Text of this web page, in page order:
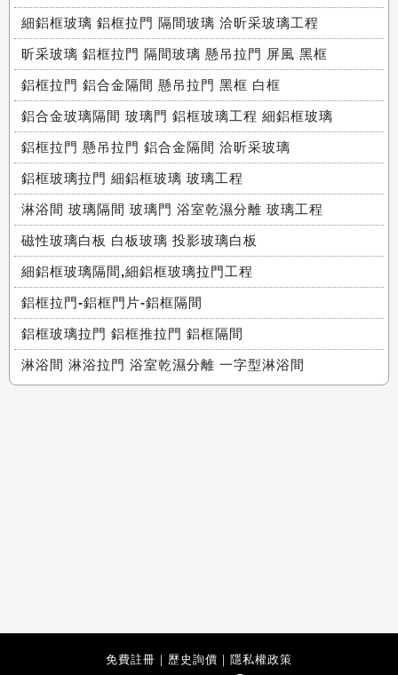
細鋁框玻璃 鋁框拉門 隔間玻璃 洽昕采玻璃工程
昕采玻璃 鋁框拉門 隔間玻璃 懸吊拉門 屏風 黑框
鋁框拉門 鋁合金隔間 懸吊拉門 黑框 白框
鋁合金玻璃隔間 玻璃門 鋁框玻璃工程 細鋁框玻璃
鋁框拉門 懸吊拉門 鋁合金隔間 洽昕采玻璃
鋁框玻璃拉門 細鋁框玻璃 玻璃工程
淋浴間 玻璃隔間 玻璃門 浴室乾濕分離 玻璃工程
磁性玻璃白板 白板玻璃 投影玻璃白板
細鋁框玻璃隔間,細鋁框玻璃拉門工程
鋁框拉門-鋁框門片-鋁框隔間
鋁框玻璃拉門 鋁框推拉門 鋁框隔間
淋浴間 淋浴拉門 浴室乾濕分離 一字型淋浴間
免費註冊 ｜ 歷史詢價 ｜ 隱私權政策